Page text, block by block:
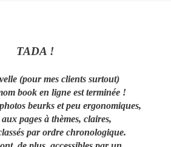
TADA !
(pour mes clients surtout)
book en ligne est terminée !
beurks et peu ergonomiques,
pages à thèmes, claires,
par ordre chronologique.